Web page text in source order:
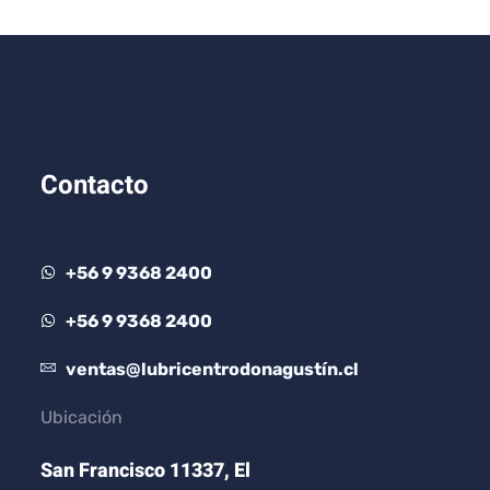
Contacto
+56 9 9368 2400
+56 9 9368 2400
ventas@lubricentrodonagustín.cl
Ubicación
San Francisco 11337, El